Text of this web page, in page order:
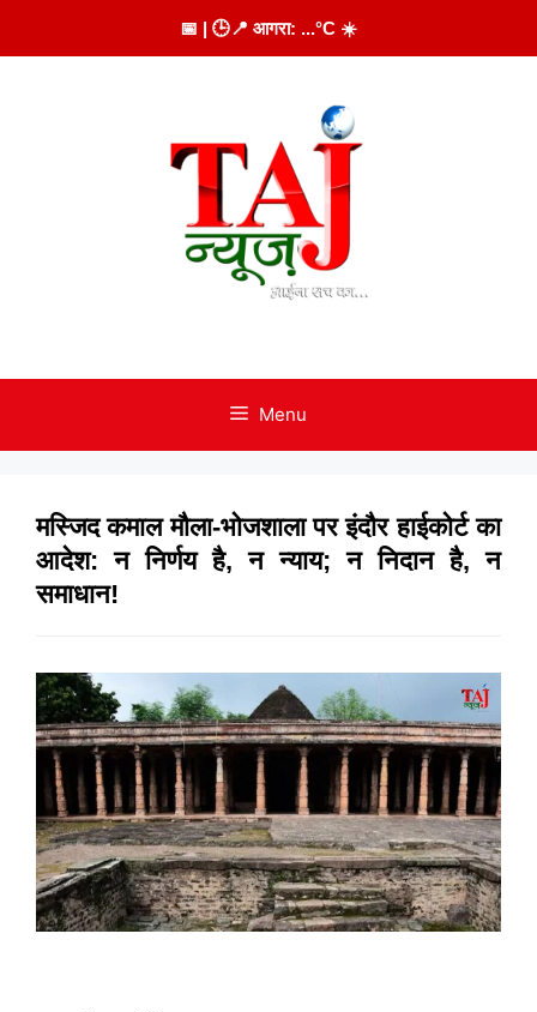
to
📅 | 🕒📍 आगरा: ...°C ☀️
Menu
मस्जिद कमाल मौला-भोजशाला पर इंदौर हाईकोर्ट का
आदेश: न निर्णय है, न न्याय; न निदान है, न
समाधान!